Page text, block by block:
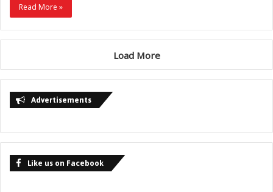
Read More »
Load More
Advertisements
Like us on Facebook